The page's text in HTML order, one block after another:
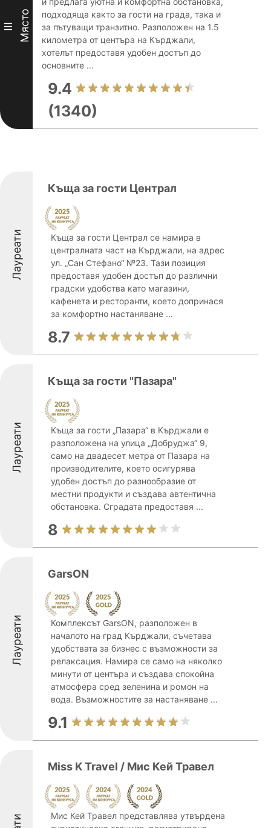
III Място
подходяща както за гости на града, така и
за пътуващи транзитно. Разположен на 1.5
километра от центъра на Кърджали,
хотелът предоставя удобен достъп до
основните ...
9.4
(1340)
Лауреати
Къща за гости Централ
Къща за гости Централ се намира в
централната част на Кърджали, на адрес
ул. „Сан Стефано“ №23. Тази позиция
предоставя удобен достъп до различни
градски удобства като магазини,
кафенета и ресторанти, което допринася
за комфортно настаняване ...
8.7
Лауреати
Къща за гости "Пазара"
Къща за гости „Пазара“ в Кърджали е
разположена на улица „Добруджа“ 9,
само на двадесет метра от Пазара на
производителите, което осигурява
удобен достъп до разнообразие от
местни продукти и създава автентична
обстановка. Сградата предоставя ...
8
Лауреати
GarsON
Комплексът GarsON, разположен в
началото на град Кърджали, съчетава
удобствата за бизнес с възможности за
релаксация. Намира се само на няколко
минути от центъра и създава спокойна
атмосфера сред зеленина и ромон на
вода. Възможностите за настаняване ...
9.1
Miss K Travel / Мис Кей Травел
Мис Кей Травел представлява утвърдена